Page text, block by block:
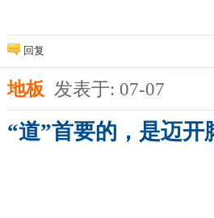
回复
地板 发表于: 07-07
“道”首要的，是迈开